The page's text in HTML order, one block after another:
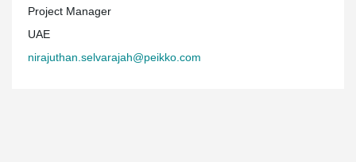
Project Manager
UAE
nirajuthan.selvarajah@peikko.com